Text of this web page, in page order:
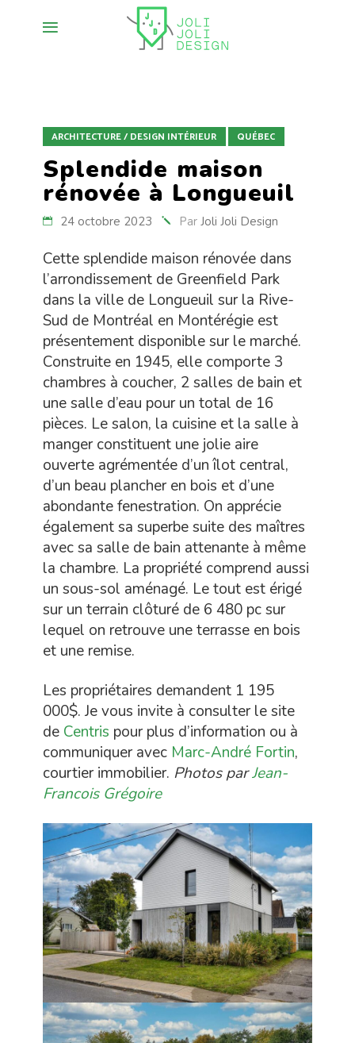
ARCHITECTURE / DESIGN INTÉRIEUR QUÉBEC
Splendide maison
rénovée à Longueuil
24 octobre 2023 Par Joli Joli Design
Cette splendide maison rénovée dans
l’arrondissement de Greenfield Park
dans la ville de Longueuil sur la Rive-
Sud de Montréal en Montérégie est
présentement disponible sur le marché.
Construite en 1945, elle comporte 3
chambres à coucher, 2 salles de bain et
une salle d’eau pour un total de 16
pièces. Le salon, la cuisine et la salle à
manger constituent une jolie aire
ouverte agrémentée d’un îlot central,
d’un beau plancher en bois et d’une
abondante fenestration. On apprécie
également sa superbe suite des maîtres
avec sa salle de bain attenante à même
la chambre. La propriété comprend aussi
un sous-sol aménagé. Le tout est érigé
sur un terrain clôturé de 6 480 pc sur
lequel on retrouve une terrasse en bois
et une remise.
Les propriétaires demandent 1 195
000$. Je vous invite à consulter le site
de Centris pour plus d’information ou à
communiquer avec Marc-André Fortin,
courtier immobilier. Photos parJean-
Francois Grégoire